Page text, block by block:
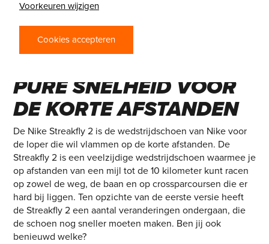
PRODUCTREVIEW
PURE SNELHEID VOOR
DE KORTE AFSTANDEN
De Nike Streakfly 2 is de wedstrijdschoen van Nike voor
de loper die wil vlammen op de korte afstanden. De
Streakfly 2 is een veelzijdige wedstrijdschoen waarmee je
op afstanden van een mijl tot de 10 kilometer kunt racen
op zowel de weg, de baan en op crossparcoursen die er
hard bij liggen. Ten opzichte van de eerste versie heeft
de Streakfly 2 een aantal veranderingen ondergaan, die
de schoen nog sneller moeten maken. Ben jij ook
benieuwd welke?
Voorkeuren wijzigen
Cookies accepteren